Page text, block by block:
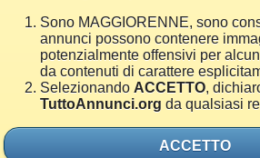
Sono MAGGIORENNE, sono
annunci possono contenere
potenzialmente offensivi per
da contenuti di carattere
Selezionando ACCETTO,
TuttoAnnunci.org da qualsiasi
ACCETTO